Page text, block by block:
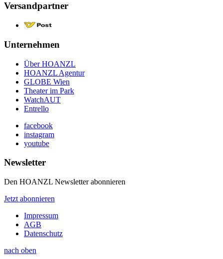
Versandpartner
Unternehmen
Über HOANZL
HOANZL Agentur
GLOBE Wien
Theater im Park
WatchAUT
Entrello
facebook
instagram
youtube
Newsletter
Den HOANZL Newsletter abonnieren
Jetzt abonnieren
Impressum
AGB
Datenschutz
nach oben